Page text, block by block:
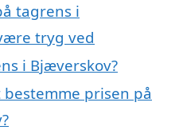
tagrens i
tryg ved
i Bjæverskov?
prisen på